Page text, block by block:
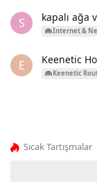
S kapalı ağa
Internet &
E Keenetic
Keenetic
Sıcak Tartışmalar